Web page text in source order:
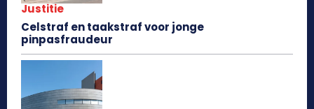
Justitie
Celstraf en taakstraf voor jonge
pinpasfraudeur